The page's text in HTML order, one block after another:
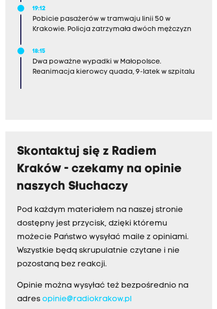
19:12
Pobicie pasażerów w tramwaju linii 50 w
Krakowie. Policja zatrzymała dwóch mężczyzn
18:15
Dwa poważne wypadki w Małopolsce.
Reanimacja kierowcy quada, 9-latek w szpitalu
Skontaktuj się z Radiem
Kraków - czekamy na opinie
naszych Słuchaczy
Pod każdym materiałem na naszej stronie
dostępny jest przycisk, dzięki któremu
możecie Państwo wysyłać maile z opiniami.
Wszystkie będą skrupulatnie czytane i nie
pozostaną bez reakcji.
Opinie można wysyłać też bezpośrednio na
adres opinie@radiokrakow.pl